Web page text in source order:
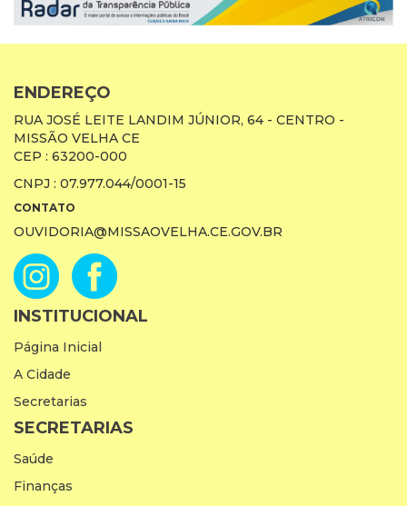
ENDEREÇO
RUA JOSÉ LEITE LANDIM JÚNIOR, 64 - CENTRO -
MISSÃO VELHA CE
CEP : 63200-000
CNPJ : 07.977.044/0001-15
CONTATO
OUVIDORIA@MISSAOVELHA.CE.GOV.BR
INSTITUCIONAL
Página Inicial
A Cidade
Secretarias
SECRETARIAS
Saúde
Finanças